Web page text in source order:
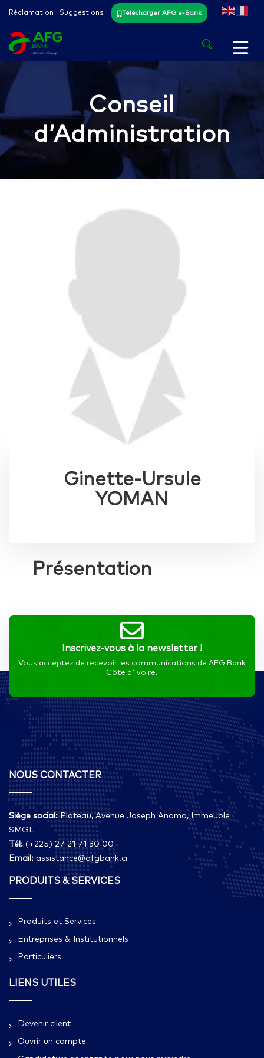
Réclamation Suggestions Télécharger AFG e-Bank
Conseil
d’Administration
Ginette-Ursule
YOMAN
Présentation
Inscrivez-vous à la newsletter !
Vous acceptez de recevoir les communications de AFG Bank
Côte d'Ivoire.
NOUS CONTACTER
Siège social:Plateau, Avenue Joseph Anoma, Immeuble
SMGL
Tél: (+225) 27 21 71 30 00
Email: assistance@afgbank.ci
PRODUITS & SERVICES
Produits et Services
Entreprises & Institutionnels
Particuliers
LIENS UTILES
Devenir client
Ouvrir un compte